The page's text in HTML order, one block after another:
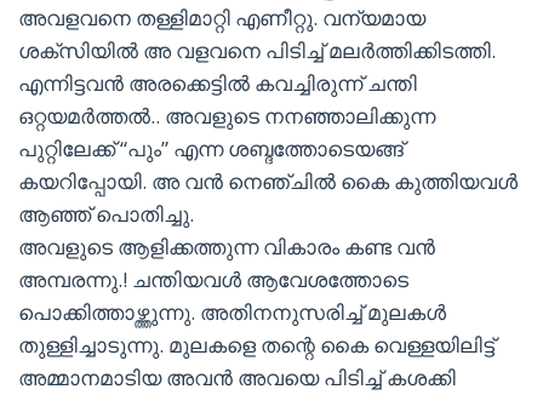
അവളവനെ തള്ളിമാറ്റി എണീറ്റു. വന്യമായ
ശക്സിയിൽ അ വളവനെ പിടിച്ച് മലർത്തിക്കിടത്തി.
എന്നിട്ടവൻ അരക്കെട്ടിൽ കവച്ചിരുന്ന് ചന്തി
ഒറ്റയമർത്തൽ.. അവളുടെ നനഞ്ഞാലിക്കുന്ന
പുറ്റിലേക്ക് “പും” എന്ന ശബ്ദത്തോടെയങ്ങ്
കയറിപ്പോയി. അ വൻ നെഞ്ചിൽ കൈ കുത്തിയവൾ
ആഞ്ഞ് പൊതിച്ചു.
അവളുടെ ആളിക്കത്തുന്ന വികാരം കണ്ട വൻ
അമ്പരന്നു.! ചന്തിയവൾ ആവേശത്തോടെ
പൊക്കിത്താഴ്ത്തുന്നു. അതിനനുസരിച്ച് മുലകൾ
തുള്ളിച്ചാടുന്നു. മുലകളെ തന്റെ കൈ വെള്ളയിലിട്ട്
അമ്മാനമാടിയ അവൻ അവയെ പിടിച്ച് കശക്കി